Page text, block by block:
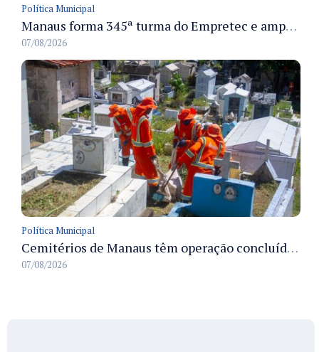
Política Municipal
Manaus forma 345ª turma do Empretec e amplia qualificação de empreendedores na cidade
07/08/2026
Política Municipal
Cemitérios de Manaus têm operação concluída e estrutura pronta para receber famílias no Dia dos Pais
07/08/2026